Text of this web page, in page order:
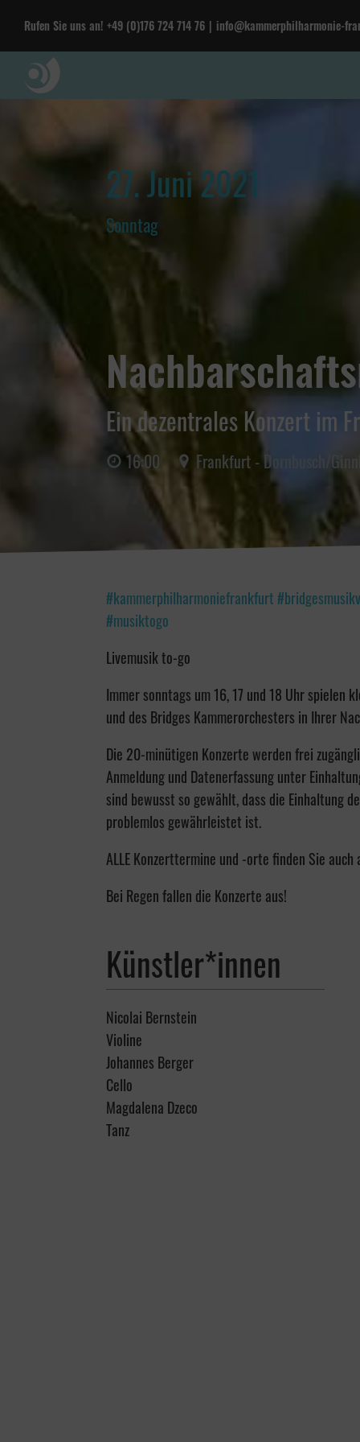
Rufen Sie uns an! +49 (0)176 724 714 76 | info@kammerphilharmonie-
27. Juni 2021
Sonntag
Ein dezentrales Konzert im
16:00 Frankfurt - Dornbusch/
#kammerphilharmoniefrankfurt
#musiktogo
Livemusik to-go
Immer sonntags um 16, 17 und 18 Uhr spielen
und des Bridges Kammerorchesters in Ihrer
Die 20-minütigen Konzerte werden frei
Anmeldung und Datenerfassung unter
sind bewusst so gewählt, dass die Einhaltung
problemlos gewährleistet ist.
ALLE Konzerttermine und -orte finden Sie
Bei Regen fallen die Konzerte aus!
Künstler*innen
Nicolai Bernstein
Violine
Johannes Berger
Cello
Magdalena Dzeco
Tanz